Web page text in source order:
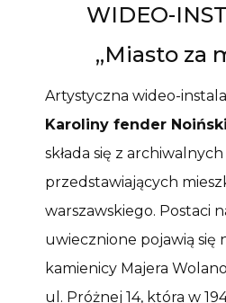
WIDEO-
„Miasto za
Artystyczna wideo-
Karoliny fender
składa się z
przedstawiających
warszawskiego. Postaci
uwiecznione pojawią się
kamienicy Majera
ul. Próżnej 14, która w